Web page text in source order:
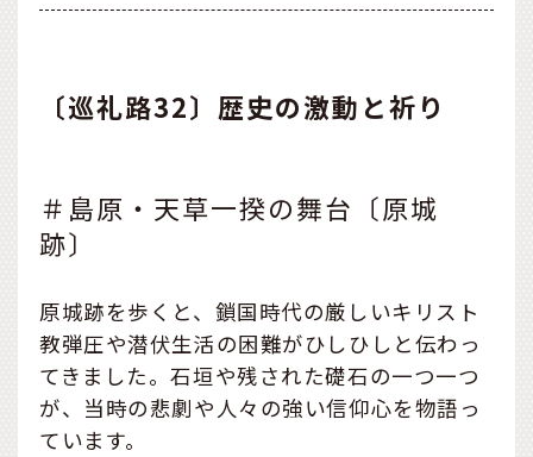
〔巡礼路32〕歴史の激動と祈り
＃島原・天草一揆の舞台〔原城
跡〕
原城跡を歩くと、鎖国時代の厳しいキリスト
教弾圧や潜伏生活の困難がひしひしと伝わっ
てきました。石垣や残された礎石の一つ一つ
が、当時の悲劇や人々の強い信仰心を物語っ
ています。